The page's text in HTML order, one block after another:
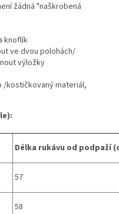
žádná "naškrobená
knoflík
ve dvou polohách/
výložky
/kostičkovaný materiál,
Délka rukávu od podpaží
57
58